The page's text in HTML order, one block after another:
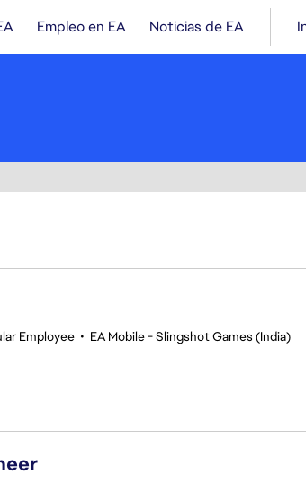
Empleo en EA Noticias de EA
Employee • EA Mobile - Slingshot Games (India)